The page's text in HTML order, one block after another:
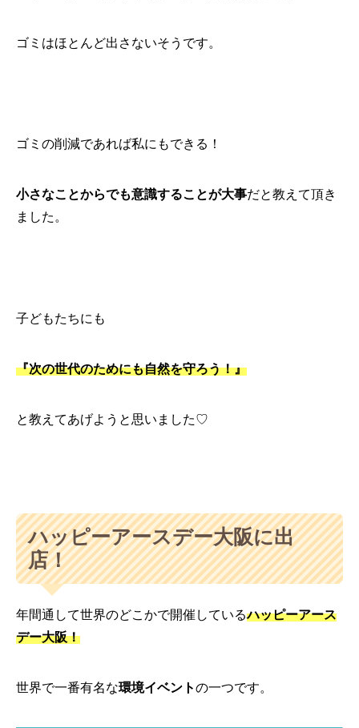
ゴミはほとんど出さないそうです。
ゴミの削減であれば私にもできる！
小さなことからでも意識することが大事だと教えて頂き
ました。
子どもたちにも
『次の世代のためにも自然を守ろう！』
と教えてあげようと思いました♡
ハッピーアースデー大阪に出
店！
年間通して世界のどこかで開催しているハッピーアース
デー大阪！
世界で一番有名な環境イベントの一つです。